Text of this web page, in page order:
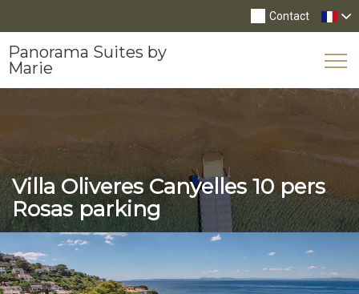
Contact
Panorama Suites by
Marie
Villa Oliveres Canyelles 10 pers
Rosas parking